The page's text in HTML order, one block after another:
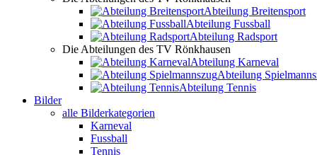
Abteilung Breitensport
Abteilung Fussball
Abteilung Radsport
Die Abteilungen des TV Rönkhausen
Abteilung Karneval
Abteilung
Abteilung Tennis
Bilder
alle Bilderkategorien
Karneval
Fussball
Tennis